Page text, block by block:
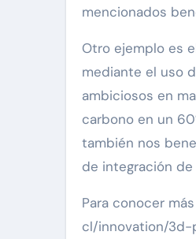
mencionados
Otro ejemplo es
mediante el uso
ambiciosos en
carbono en un
también nos
de integración de
Para conocer
cl/innovation/3d-